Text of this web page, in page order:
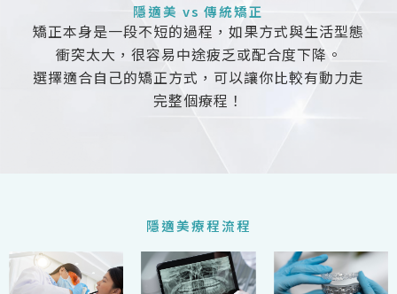
隱適美 vs 傳統矯正
矯正本身是一段不短的過程，如果方式與生活型態
衝突太大，很容易中途疲乏或配合度下降。
選擇適合自己的矯正方式，可以讓你比較有動力走
完整個療程！
隱適美療程流程